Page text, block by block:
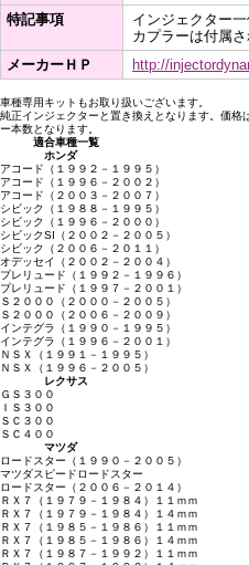
特記事項
インジェクター一
カプラーは付属さ
メーカーＨＰ
http://
車種専用キットもお取り扱いございます。
純正インジェクターと置き換えとなります。価格
ー本数となります。
適合車種一覧
ホンダ
アコード（１９９２－１９９５）
アコード（１９９６－２００２）
アコード（２００３－２００７）
シビック（１９８８－１９９５）
シビック（１９９６－２０００）
シビックSI（２００２－２００５）
シビック（２００６－２０１１）
オデッセイ（２００２－２００４）
プレリュード（１９９２－１９９６）
プレリュード（１９９７－２００１）
Ｓ２０００（２０００－２００５）
Ｓ２０００（２００６－２００９）
インテグラ（１９９０－１９９５）
インテグラ（１９９６－２００１）
ＮＳＸ（１９９１－１９９５）
ＮＳＸ（１９９６－２００５）
レクサス
ＧＳ３００
ＩＳ３００
ＳＣ３００
ＳＣ４００
マツダ
ロードスター（１９９０－２００５）
マツダスピードロードスター
ロードスター（２００６－２０１４）
ＲＸ７（１９７９－１９８４）１１ｍｍ
ＲＸ７（１９７９－１９８４）１４ｍｍ
ＲＸ７（１９８５－１９８６）１１ｍｍ
ＲＸ７（１９８５－１９８６）１４ｍｍ
ＲＸ７（１９８７－１９９２）１１ｍｍ